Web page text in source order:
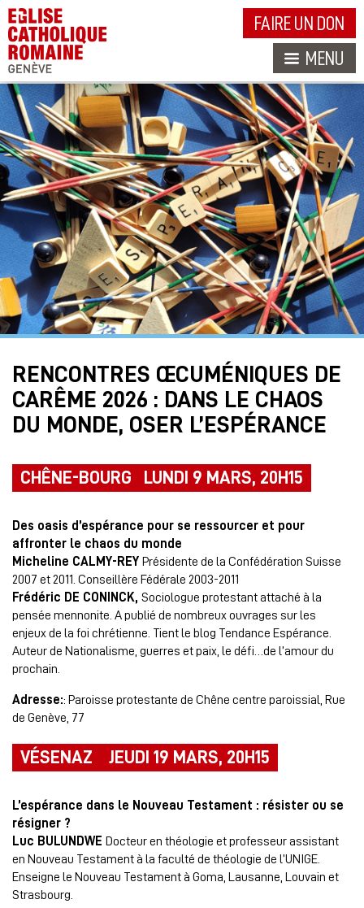
FAIRE UN DON
MENU
RENCONTRES ŒCUMÉNIQUES DE
CARÊME 2026 : DANS LE CHAOS
DU MONDE, OSER L’ESPÉRANCE
CHÊNE-BOURG LUNDI 9 MARS, 20H15
Des oasis d’espérance pour se ressourcer et pour
affronter le chaos du monde
Micheline CALMY-REY Présidente de la Confédération Suisse
2007 et 2011. Conseillère Fédérale 2003-2011
Frédéric DE CONINCK, Sociologue protestant attaché à la
pensée mennonite. A publié de nombreux ouvrages sur les
enjeux de la foi chrétienne. Tient le blog Tendance Espérance.
Auteur de Nationalisme, guerres et paix, le défi…de l’amour du
prochain.
Adresse:: Paroisse protestante de Chêne centre paroissial, Rue
de Genève, 77
VÉSENAZ JEUDI 19 MARS, 20H15
L’espérance dans le Nouveau Testament : résister ou se
résigner ?
Luc BULUNDWE Docteur en théologie et professeur assistant
en Nouveau Testament à la faculté de théologie de l’UNIGE.
Enseigne le Nouveau Testament à Goma, Lausanne, Louvain et
Strasbourg.